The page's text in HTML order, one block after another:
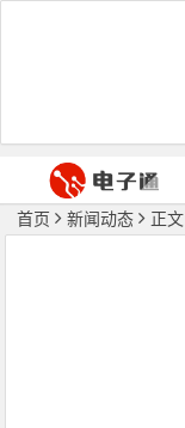
首页 新闻动态 正文